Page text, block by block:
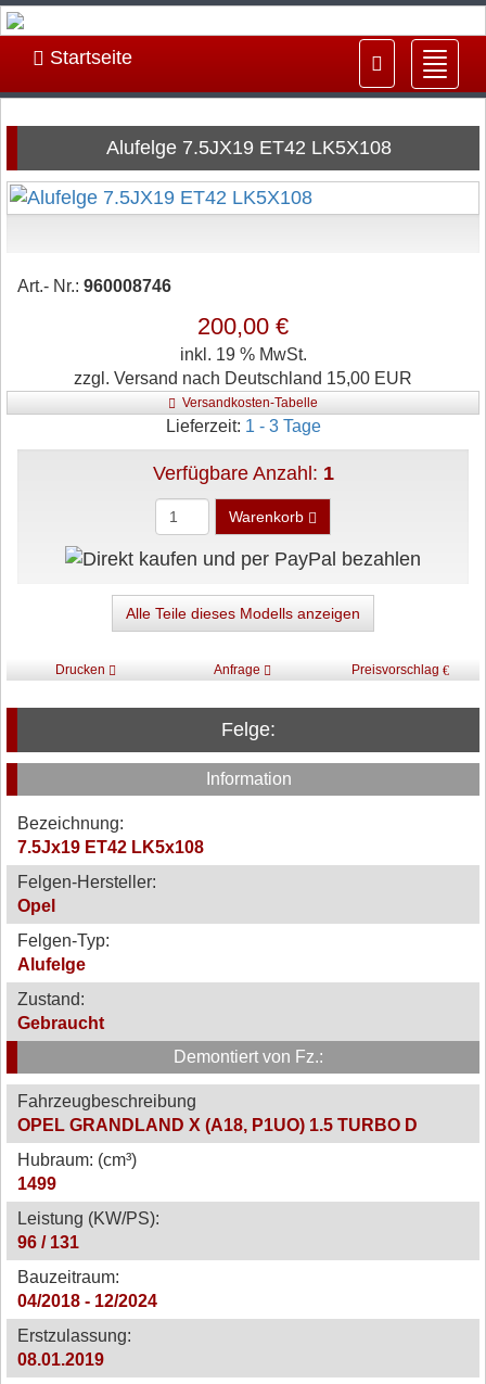
ein-/
Startseite
Alufelge 7.5JX19 ET42 LK5X108
Art.- Nr.: 960008746
200,00 €
inkl. 19 % MwSt.
zzgl. Versand nach Deutschland 15,00 EUR
Versandkosten-Tabelle
Lieferzeit: 1 - 3 Tage
Verfügbare Anzahl: 1
Warenkorb
Alle Teile dieses Modells anzeigen
Drucken Anfrage Preisvorschlag
Felge:
Information
Bezeichnung:
7.5Jx19 ET42 LK5x108
Felgen-Hersteller:
Opel
Felgen-Typ:
Alufelge
Zustand:
Gebraucht
Demontiert von Fz.:
Fahrzeugbeschreibung
OPEL GRANDLAND X (A18, P1UO) 1.5 TURBO D
Hubraum: (cm³)
1499
Leistung (KW/PS):
96 / 131
Bauzeitraum:
04/2018 - 12/2024
Erstzulassung:
08.01.2019